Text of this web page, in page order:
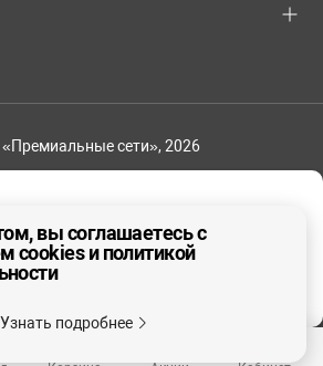
сети», 2026
вы соглашаетесь с
cookies и политикой
Узнать подробнее